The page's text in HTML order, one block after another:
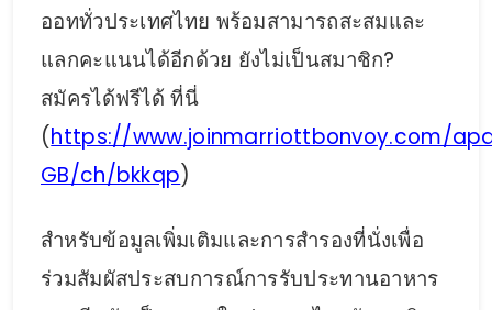
ออททั่วประเทศไทย พร้อมสามารถสะสมและ
แลกคะแนนได้อีกด้วย ยังไม่เป็นสมาชิก?
สมัครได้ฟรีได้ ที่นี่
(https://www.joinmarriottbonvoy.com/
GB/ch/bkkqp)
สำหรับข้อมูลเพิ่มเติมและการสำรองที่นั่งเพื่อ
ร่วมสัมผัสประสบการณ์การรับประทานอาหาร